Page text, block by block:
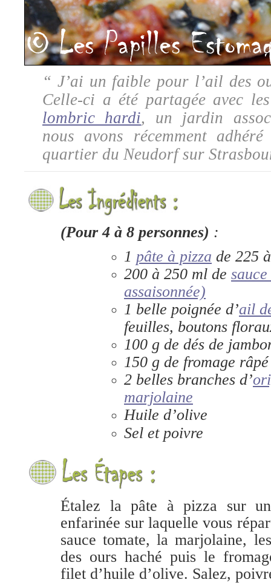
“ J’ai un faible pour l’ail des
Celle-ci a été partagée avec
lombric hardi, un jardin
nous avons récemment adhéré
quartier du Neudorf sur
(Pour 4 à 8 personnes) :
1 pâte à pizza de 225
200 à 250 ml de
assaisonnée)
1 belle poignée d’ail
feuilles, boutons
100 g de dés de
150 g de fromage râpé
2 belles branches d’
marjolaine
Huile d’olive
Sel et poivre
Étalez la pâte à pizza sur
enfarinée sur laquelle vous
sauce tomate, la marjolaine,
des ours haché puis le
filet d’huile d’olive. Salez,